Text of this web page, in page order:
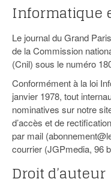
Informatique
Le journal du Grand
de la Commission
(Cnil) sous le numéro
Conformément à la loi
janvier 1978, tout
nominatives sur notre
d’accès et de
par mail
courrier (JGPmedia, 96
Droit d’auteur